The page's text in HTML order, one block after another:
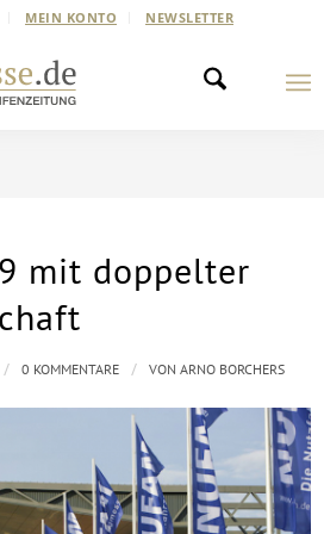
MEIN KONTO NEWSLETTER
mit doppelter
/ 0 KOMMENTARE / VONARNO BORCHERS